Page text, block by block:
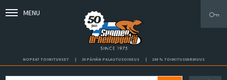
MENU
NOPEAT TOIMITUKSET 30 PÄIVÄN PALAUTUSOIKEUS 100 % TOIMITUSVARMUUS